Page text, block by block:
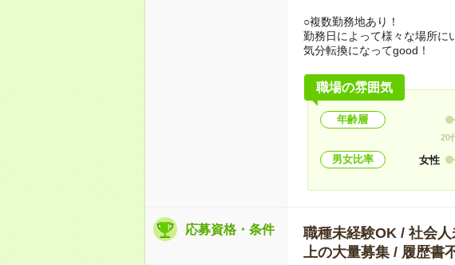
○複数勤務地あり！
勤務日によって様々な場所に
気分転換になってgood！
職場の雰囲気
年齢層
20
男女比率 女性
応募資格・条件
職種未経験OK / 社会
上の大量募集 / 履歴書